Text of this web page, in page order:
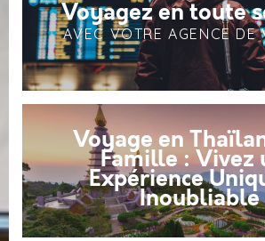
Voyagez en toute
AVEC VOTRE AGENCE DE
Voyage en
Famille : Vivez
Expérience
Inoubliable